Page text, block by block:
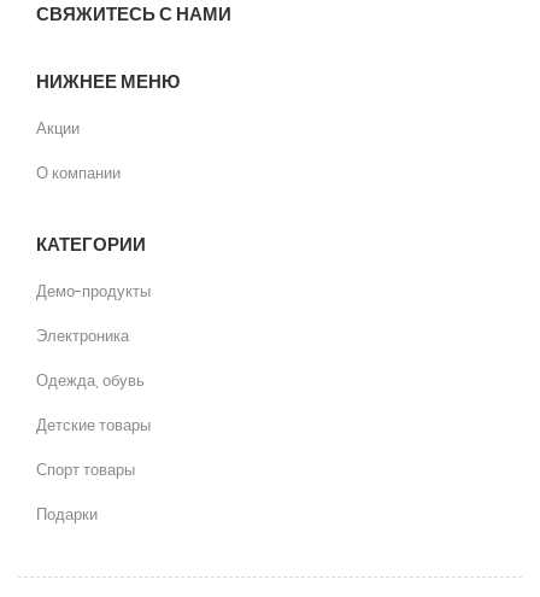
СВЯЖИТЕСЬ С НАМИ
НИЖНЕЕ МЕНЮ
Акции
О компании
КАТЕГОРИИ
Демо-продукты
Электроника
Одежда, обувь
Детские товары
Спорт товары
Подарки